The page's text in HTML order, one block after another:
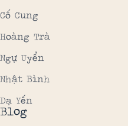
Cố Cung
Hoàng Trà
Ngự Uyển
Nhật Bình
Dạ Yến
Blog